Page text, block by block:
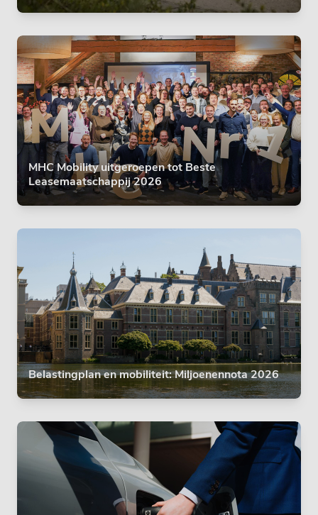
MHC Mobility uitgeroepen tot Beste
Leasemaatschappij 2026
Belastingplan en mobiliteit: Miljoenennota 2026